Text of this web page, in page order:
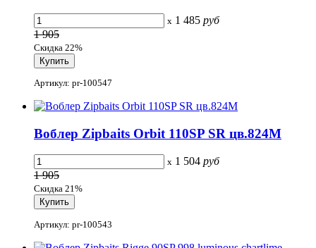
x 1 485 руб
1 905
Скидка 22%
Артикул: pr-100547
Воблер Zipbaits Orbit 110SP SR цв.824M
x 1 504 руб
1 905
Скидка 21%
Артикул: pr-100543